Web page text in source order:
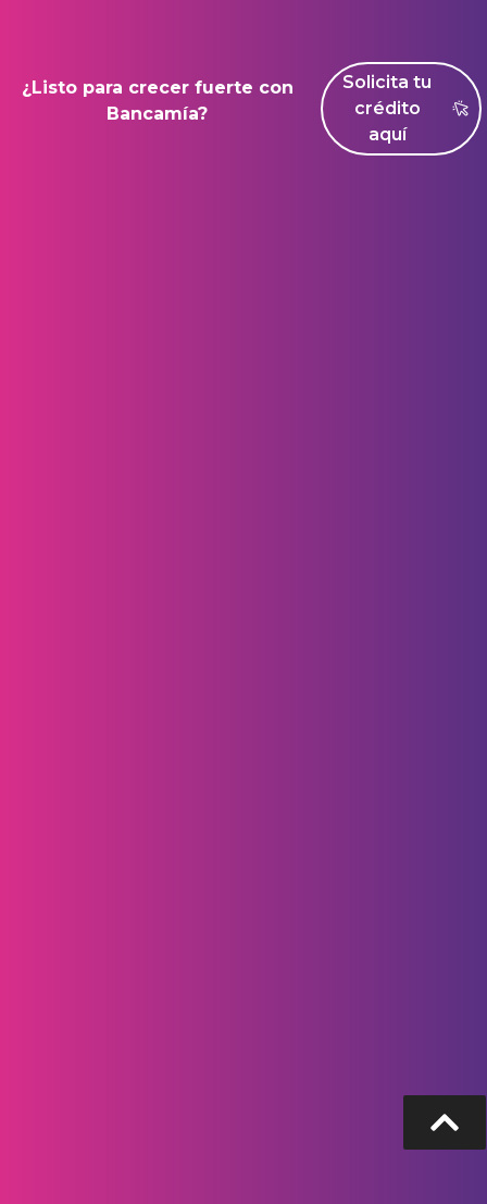
¿Listo para crecer fuerte con
Bancamía?
Solicita tu
crédito
aquí